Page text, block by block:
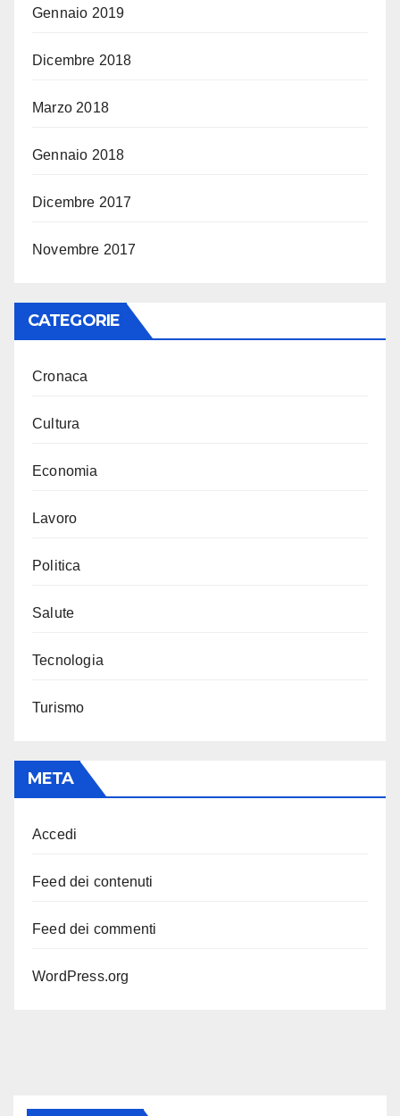
Gennaio 2019
Dicembre 2018
Marzo 2018
Gennaio 2018
Dicembre 2017
Novembre 2017
CATEGORIE
Cronaca
Cultura
Economia
Lavoro
Politica
Salute
Tecnologia
Turismo
META
Accedi
Feed dei contenuti
Feed dei commenti
WordPress.org